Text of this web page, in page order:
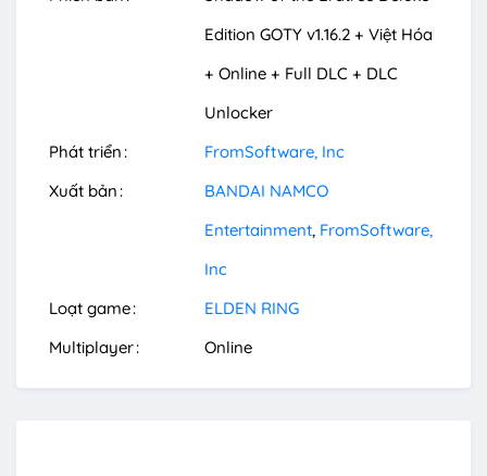
Edition GOTY v1.16.2 + Việt Hóa
+ Online + Full DLC + DLC
Unlocker
Phát triển
FromSoftware, Inc
Xuất bản
BANDAI NAMCO
Entertainment FromSoftware,
Inc
Loạt game
ELDEN RING
Multiplayer
Online